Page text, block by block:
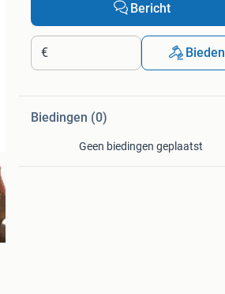
Bericht
€ Bieden
Biedingen (0)
Geen biedingen geplaatst